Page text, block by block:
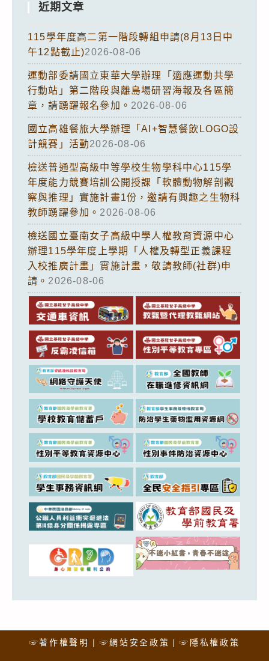
近期文章
115學年度高二第一階段轉組申請(8月13日中
午12點截止)2026-08-06
運動部委請國立東華大學辦理「適應運動共學
行動站」第二階段與離島場研習海報及各區簡
章，請踴躍報名參加。 2026-08-06
國立高雄餐旅大學辦理「AI+智慧餐飲LOGO設
計競賽」活動2026-08-06
檢送普通型高級中等學校生物學科中心115學
年度能力競賽培訓公開授課「軟體動物解剖觀
察與推理」實施計畫1份，邀請有興趣之生物科
教師踴躍參加。 2026-08-06
檢送國立臺南女子高級中學人權教育資源中心
辦理115學年度上學期「人權及轉型正義課程
入校推廣計畫」實施計畫，敬請教師(社群)申
請。 2026-08-06
☞著作權聲明 ☞網站安全政策 ☞隱私權政策